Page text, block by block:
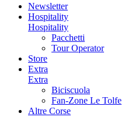
Newsletter
Hospitality
Hospitality
Pacchetti
Tour Operator
Store
Extra
Extra
Biciscuola
Fan-Zone Le Tolfe
Altre Corse